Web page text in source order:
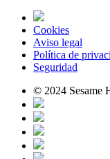
Cookies
Aviso legal
Política de
Seguridad
© 2024 Sesame